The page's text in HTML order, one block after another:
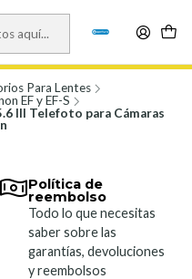
Ñuñoa. Lunes a Viernes 9.30 a
10:00 a 17:00
Para Lentes
EF y EF-S
III Telefoto para Cámaras
Política de
reembolso
Todo lo que necesitas
saber sobre las
garantías, devoluciones
y reembolsos